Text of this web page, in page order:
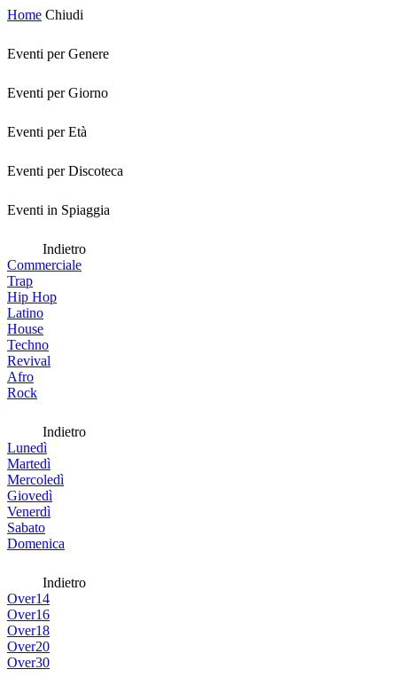
Home Chiudi
Eventi per Genere
Eventi per Giorno
Eventi per Età
Eventi per Discoteca
Eventi in Spiaggia
Indietro
Commerciale
Trap
Hip Hop
Latino
House
Techno
Revival
Afro
Rock
Indietro
Lunedì
Martedì
Mercoledì
Giovedì
Venerdì
Sabato
Domenica
Indietro
Over14
Over16
Over18
Over20
Over30